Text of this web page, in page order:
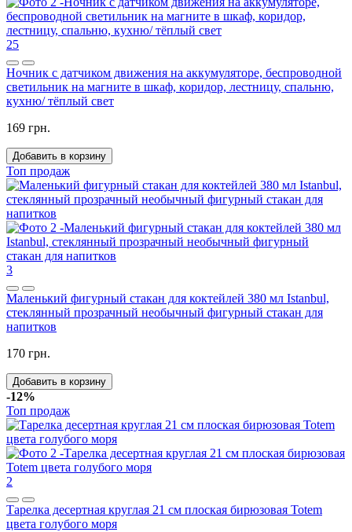
25
Ночник с датчиком движения на аккумуляторе, беспроводной
светильник на магните в шкаф, коридор, лестницу, спальню,
кухню/ тёплый свет
169 грн.
Добавить в корзину
Топ продаж
3
Маленький фигурный стакан для коктейлей 380 мл Istanbul,
стеклянный прозрачный необычный фигурный стакан для
напитков
170 грн.
Добавить в корзину
-12%
Топ продаж
2
Тарелка десертная круглая 21 см плоская бирюзовая Totem
цвета голубого моря